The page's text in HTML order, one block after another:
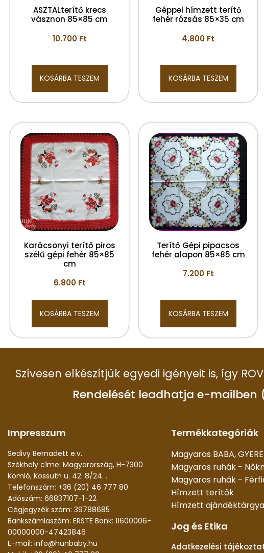
ASZTALterítő krecs
vásznon 85×85 cm
10.700 Ft
KOSÁRBA TESZEM
Géppel hímzett terítő
fehér rózsás 85×35 cm
4.800 Ft
KOSÁRBA TESZEM
Karácsonyi terítő piros
szélű gépi fehér 85×85
cm
6.800 Ft
KOSÁRBA TESZEM
Terítő Gépi pipacsos
fehér alapon 85×85 cm
7.200 Ft
KOSÁRBA TESZEM
Szívesen elkészítjük egyedi igényeit is, így
Rendelését leadhatja e-
Impresszum
Sedivy Bernadett e.v.
Székhely címe: Magyarország, H-7300
Komló, Kossuth u. 42. 8/24. .
Telefonszám: +36 (20) 46 777 80
Adószám: 66837107-1-22
Cégjegyzék szám: 39788685
Bankszámlaszám: ERSTE Bank: 11600006-
00000000-47423846
E-mail: info@hunbaby.hu
Termékkategóriák
Magyaros BABA,
Magyaros ruhák -
Magyaros ruhák -
Hímzett terítők
Hímzett
Jog és Etika
Adatkezelési